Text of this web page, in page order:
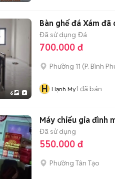
6
Bàn ghế đá Xám đã
Đã sử dụng Đá
700.000 đ
Phường 11 (P. Bình
H Hạnh My1 đã bán
Máy chiếu gia đình
Đã sử dụng
550.000 đ
Phường Tân Tạo